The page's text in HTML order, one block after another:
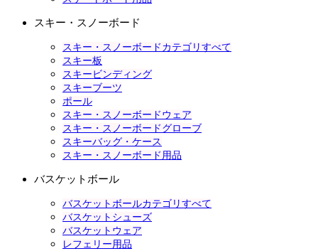
スキー・スノーボード
スキー・スノーボードカテゴリすべて
スキー板
スキービンディング
スキーブーツ
ポール
スキー・スノーボードウェア
スキー・スノーボードグローブ
スキーバッグ・ケース
スキー・スノーボード用品
バスケットボール
バスケットボールカテゴリすべて
バスケットシューズ
バスケットウェア
レフェリー用品